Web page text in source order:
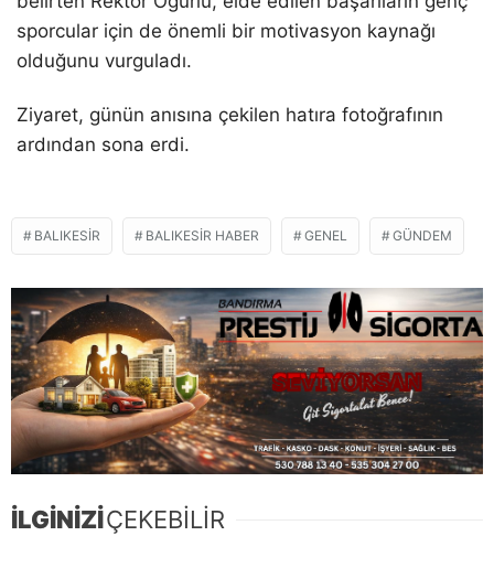
sporcular için de önemli bir motivasyon kaynağı
olduğunu vurguladı.
Ziyaret, günün anısına çekilen hatıra fotoğrafının
ardından sona erdi.
BALIKESIR BALIKESIR HABER GENEL GÜNDEM
İLGİNİZİÇEKEBİLİR